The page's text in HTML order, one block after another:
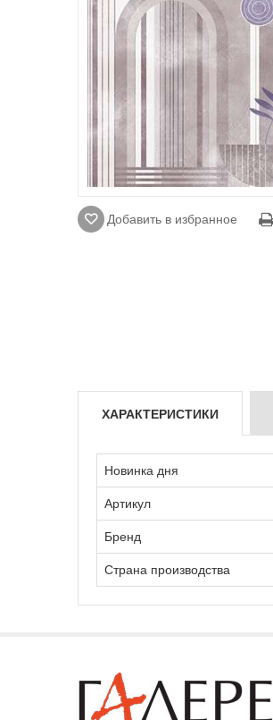
Добавить в избранное
ХАРАКТЕРИСТИКИ
Новинка дня
Артикул
Бренд
Страна производства